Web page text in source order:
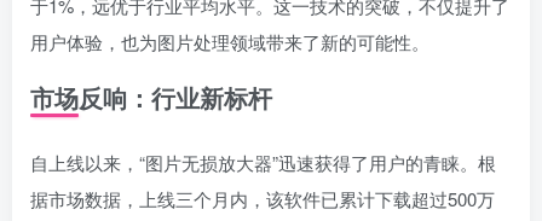
于1%，远优于行业平均水平。这一技术的突破，不仅提升了
用户体验，也为图片处理领域带来了新的可能性。
市场反响：行业新标杆
自上线以来，“图片无损放大器”迅速获得了用户的青睐。根
据市场数据，上线三个月内，该软件已累计下载超过500万